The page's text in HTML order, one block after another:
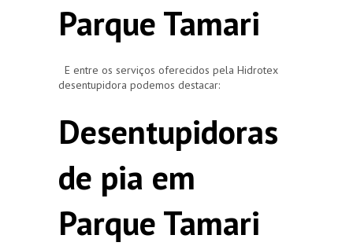
Parque Tamari
E entre os serviços oferecidos pela Hidrotex
desentupidora podemos destacar:
Desentupidoras
de pia em
Parque Tamari